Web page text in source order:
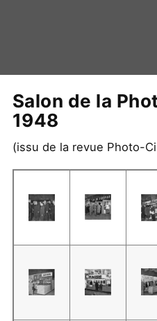
Salon de la
1948
(issu de la revue Photo-